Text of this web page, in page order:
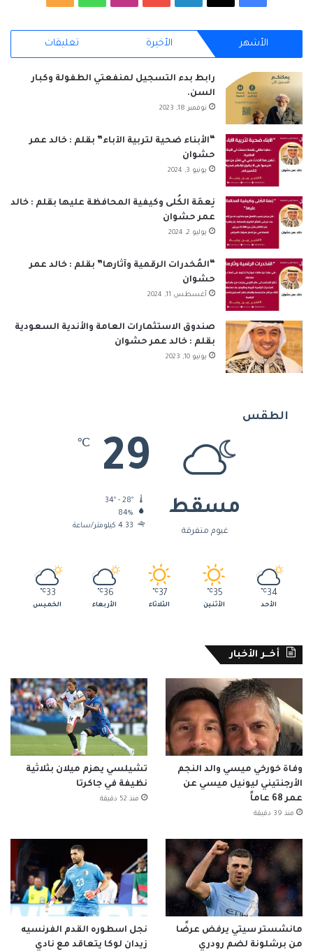
RSS الأشهر الأخيرة تعليقات
رابط بدء التسجيل لمنفعتي الطفولة وكبار
السن.
نوفمبر 18, 2023
“الأبناء ضحية لتربية الآباء” بقلم : خالد عمر
حشوان
يونيو 3, 2024
نِعمَة الكُلى وكيفية المحافظة عليها بقلم : خالد
عمر حشوان
يوليو 2, 2024
“المُخدرات الرقمية وآثارها” بقلم : خالد عمر
حشوان
أغسطس 11, 2024
صندوق الاستثمارات العامة والأندية السعودية
بقلم : خالد عمر حشوان
يونيو 10, 2023
الطقس
مسقط
غيوم متفرقة
29
℃
84%
4.33 كيلومتر/ساعة
34
℃
الأحد
35
℃
الأثنين
37
℃
الثلاثاء
36
℃
الأربعاء
33
℃
الخميس
أخــر الأخبار
وفاة خورخي ميسي والد النجم
الأرجنتيني ليونيل ميسي عن
عمر 68 عاماً
منذ 39 دقيقة
تشيلسي يهزم ميلان بثلاثية
نظيفة في جاكرتا
منذ 52 دقيقة
مانشستر سيتي يرفض عرضًا
من برشلونة لضم رودري
نجل اسطوره القدم الفرنسيه
زيدان لوكا يتعاقد مع نادي